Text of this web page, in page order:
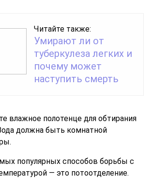
Читайте также:
Умирают ли от
туберкулеза легких и
почему может
наступить смерть
влажное полотенце для обтирания
должна быть комнатной
популярных способов борьбы с
— это потоотделение.